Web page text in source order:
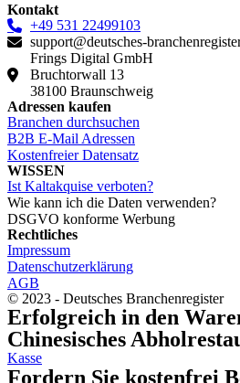
Kontakt
+49 531 22499103
support@deutsches-
Frings Digital GmbH
Bruchtorwall 13
38100 Braunschweig
Adressen kaufen
Branchen durchsuchen
B2B E-Mail Adressen
Kostenfreier Datensatz
WISSEN
Ist Kaltakquise verboten?
Wie kann ich die Daten verwenden?
DSGVO konforme Werbung
Rechtliches
Impressum
Datenschutzerklärung
AGB
© 2023 - Deutsches Branchenregister
Erfolgreich in den
Chinesisches
Kasse
Fordern Sie kostenfrei